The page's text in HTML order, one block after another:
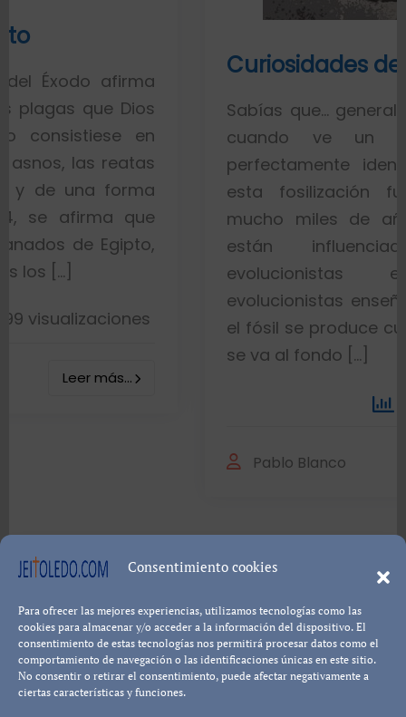
Consentimiento cookies
Para ofrecer las mejores experiencias, utilizamos tecnologías como las
cookies para almacenar y/o acceder a la información del dispositivo. El
consentimiento de estas tecnologías nos permitirá procesar datos como el
comportamiento de navegación o las identificaciones únicas en este sitio.
No consentir o retirar el consentimiento, puede afectar negativamente a
ciertas características y funciones.
Curiosidades de los fósiles
Sabías que… generalmente toda la
cuando ve un fósil de un
perfectamente identificado
esta fosilización fue un
mucho miles de años. Esto es
están influenciados por
evolucionistas equivocadas.
evolucionistas enseñan con
el fósil se produce cuando el pez
se va al fondo […]
8402
Política de cookies Política de Privacidad Descargo de
Responsabilidad